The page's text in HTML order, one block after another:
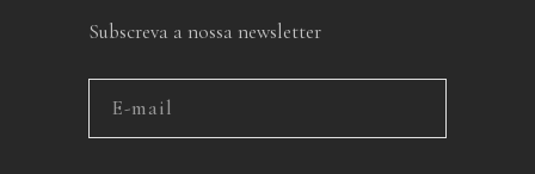
Subscreva a nossa newsletter